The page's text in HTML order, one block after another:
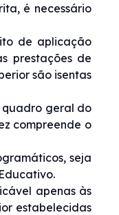
é necessário
de aplicação
prestações de
são isentas
quadro geral do
compreende o
seja
apenas às
estabelecidas